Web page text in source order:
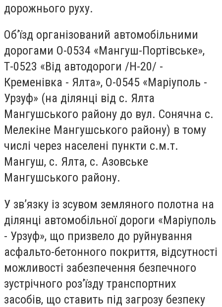
дорожнього руху.
Об’їзд організований автомобільними
дорогами О-0534 «Мангуш-Портівське»,
Т-0523 «Від автодороги /Н-20/ -
Кременівка - Ялта», О-0545 «Маріуполь -
Урзуф» (на ділянці від с. Ялта
Мангушського району до вул. Сонячна с.
Мелекіне Мангушського району) в тому
числі через населені пункти с.м.т.
Мангуш, с. Ялта, с. Азовське
Мангушського району.
У зв’язку із зсувом земляного полотна на
ділянці автомобільної дороги «Маріуполь
- Урзуф», що призвело до руйнування
асфальто-бетонного покриття, відсутності
можливості забезпечення безпечного
зустрічного роз’їзду транспортних
засобів, що ставить під загрозу безпеку